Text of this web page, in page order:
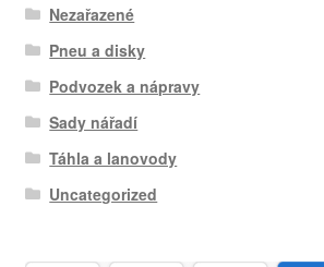
Nezařazené
Pneu a disky
Podvozek a nápravy
Sady nářadí
Táhla a lanovody
Uncategorized